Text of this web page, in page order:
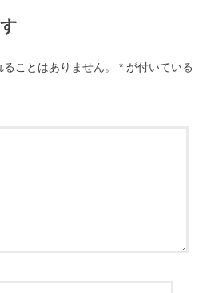
ことはありません。 * が付いている